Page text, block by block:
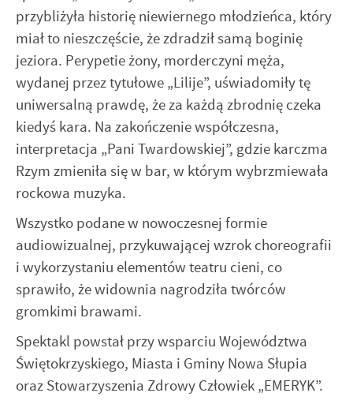
przybliżyła historię niewiernego młodzieńca, który
miał to nieszczęście, że zdradził samą boginię
jeziora. Perypetie żony, morderczyni męża,
wydanej przez tytułowe „Lilije”, uświadomiły tę
uniwersalną prawdę, że za każdą zbrodnię czeka
kiedyś kara. Na zakończenie współczesna,
interpretacja „Pani Twardowskiej”, gdzie karczma
Rzym zmieniła się w bar, w którym wybrzmiewała
rockowa muzyka.
Wszystko podane w nowoczesnej formie
audiowizualnej, przykuwającej wzrok choreografii
i wykorzystaniu elementów teatru cieni, co
sprawiło, że widownia nagrodziła twórców
gromkimi brawami.
Spektakl powstał przy wsparciu Województwa
Świętokrzyskiego, Miasta i Gminy Nowa Słupia
oraz Stowarzyszenia Zdrowy Człowiek „EMERYK”.
pliki cookies gwarantuje dostępność wszystkich
funkcjonalności.
partnerów.
Promocyjne pliki cookies służą do prezentowania Ci naszych
komunikatów na podstawie analizy Twoich upodobań oraz
Twoich zwyczajów dotyczących przeglądanej witryny
internetowej. Treści promocyjne mogą pojawić się na
stronach podmiotów trzecich lub firm będących naszymi
partnerami oraz innych dostawców usług. Firmy te działają
w charakterze pośredników prezentujących nasze treści w
postaci wiadomości, ofert, komunikatów mediów
społecznościowych.
Więcej